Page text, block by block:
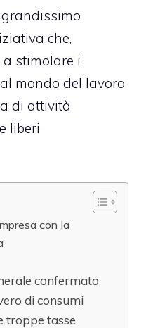
che,
stimolare i
mondo del lavoro
di attività
liberi
con la
confermato
di consumi
troppe tasse